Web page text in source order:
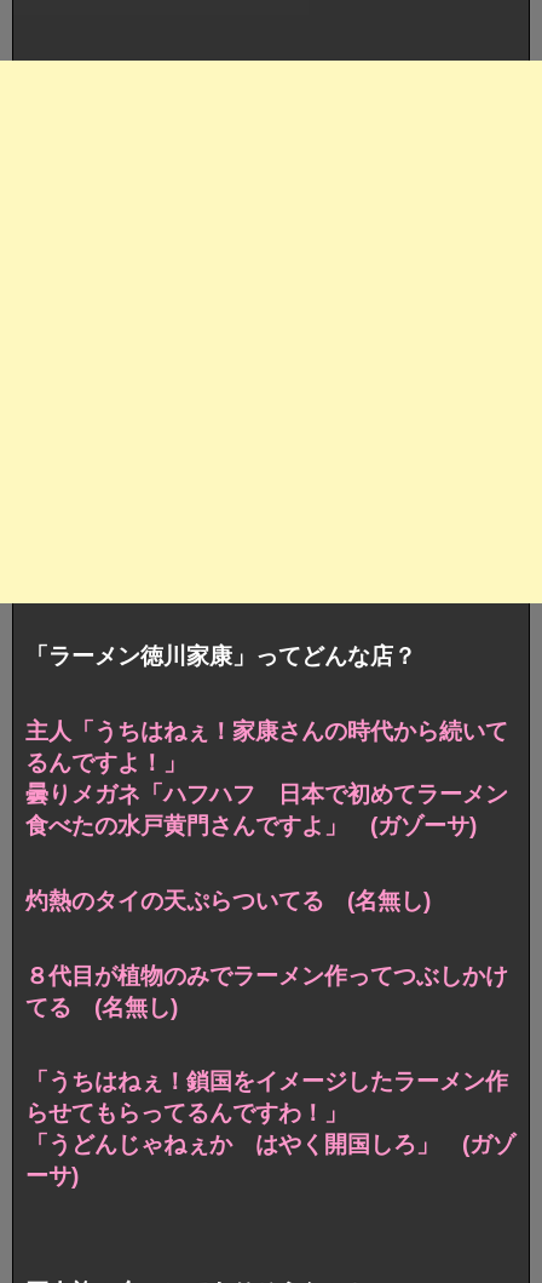
「ラーメン徳川家康」ってどんな店？
主人「うちはねぇ！家康さんの時代から続いて
るんですよ！」
曇りメガネ「ハフハフ 日本で初めてラーメン
食べたの水戸黄門さんですよ」 (ガゾーサ)
灼熱のタイの天ぷらついてる (名無し)
８代目が植物のみでラーメン作ってつぶしかけ
てる (名無し)
「うちはねぇ！鎖国をイメージしたラーメン作
らせてもらってるんですわ！」
「うどんじゃねぇか はやく開国しろ」 (ガゾ
ーサ)